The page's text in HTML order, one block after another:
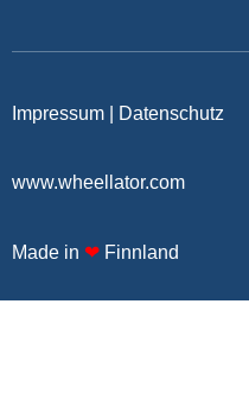
Impressum Datenschutz
www.wheellator.com
Made in ❤ Finnland